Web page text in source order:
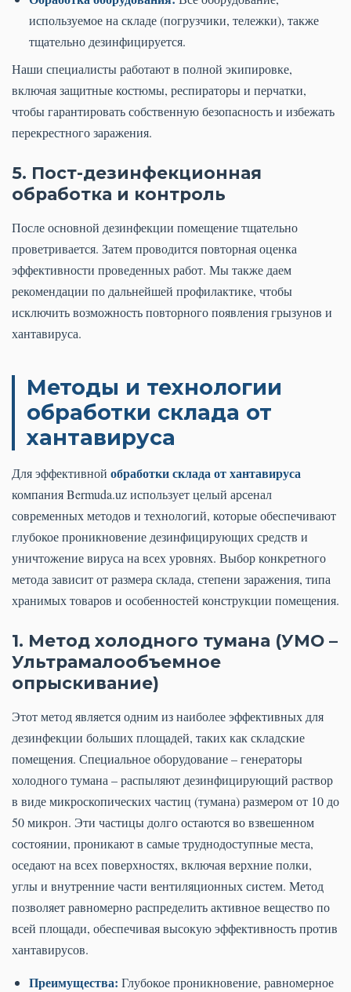
используемое на складе (погрузчики, тележки), также
тщательно дезинфицируется.
Наши специалисты работают в полной экипировке,
включая защитные костюмы, респираторы и перчатки,
чтобы гарантировать собственную безопасность и избежать
перекрестного заражения.
5. Пост-дезинфекционная
обработка и контроль
После основной дезинфекции помещение тщательно
проветривается. Затем проводится повторная оценка
эффективности проведенных работ. Мы также даем
рекомендации по дальнейшей профилактике, чтобы
исключить возможность повторного появления грызунов и
хантавируса.
Методы и технологии
обработки склада от
хантавируса
Для эффективной обработки склада от хантавируса
компания Bermuda.uz использует целый арсенал
современных методов и технологий, которые обеспечивают
глубокое проникновение дезинфицирующих средств и
уничтожение вируса на всех уровнях. Выбор конкретного
метода зависит от размера склада, степени заражения, типа
хранимых товаров и особенностей конструкции помещения.
1. Метод холодного тумана (УМО –
Ультрамалообъемное
опрыскивание)
Этот метод является одним из наиболее эффективных для
дезинфекции больших площадей, таких как складские
помещения. Специальное оборудование – генераторы
холодного тумана – распыляют дезинфицирующий раствор
в виде микроскопических частиц (тумана) размером от 10 до
50 микрон. Эти частицы долго остаются во взвешенном
состоянии, проникают в самые труднодоступные места,
оседают на всех поверхностях, включая верхние полки,
углы и внутренние части вентиляционных систем. Метод
позволяет равномерно распределить активное вещество по
всей площади, обеспечивая высокую эффективность против
хантавирусов.
Преимущества: Глубокое проникновение, равномерное